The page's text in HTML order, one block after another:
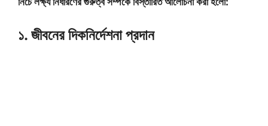
১. জীবনের দিকনির্দেশনা প্রদান